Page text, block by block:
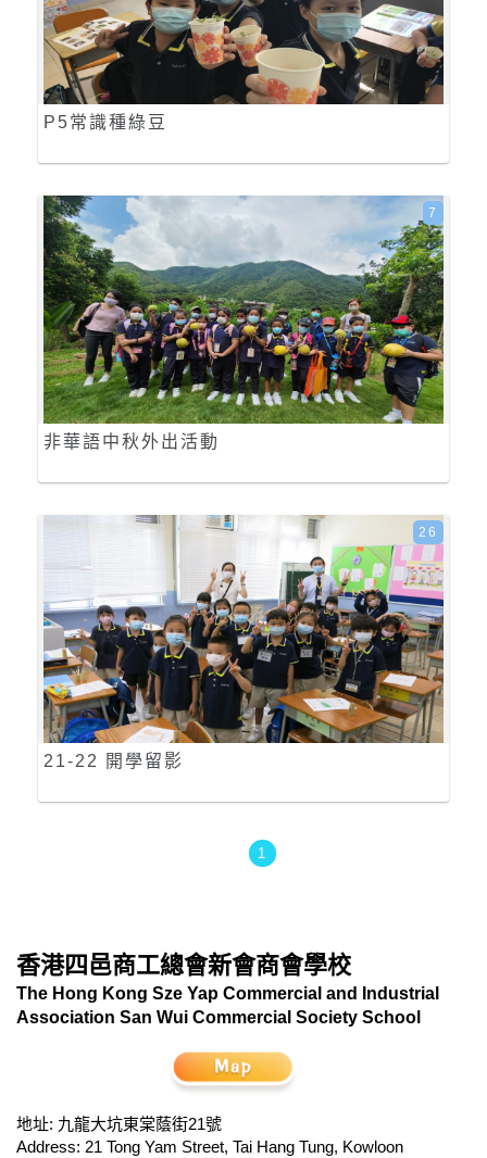
P5常識種綠豆
非華語中秋外出活動
7
21-22 開學留影
26
1
香港四邑商工總會新會商會學校
The Hong Kong Sze Yap Commercial and Industrial
Association San Wui Commercial Society School
地址: 九龍大坑東棠蔭街21號
Address: 21 Tong Yam Street, Tai Hang Tung, Kowloon